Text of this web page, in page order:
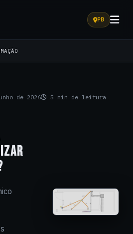
PB
de 2026 5 min de leitura